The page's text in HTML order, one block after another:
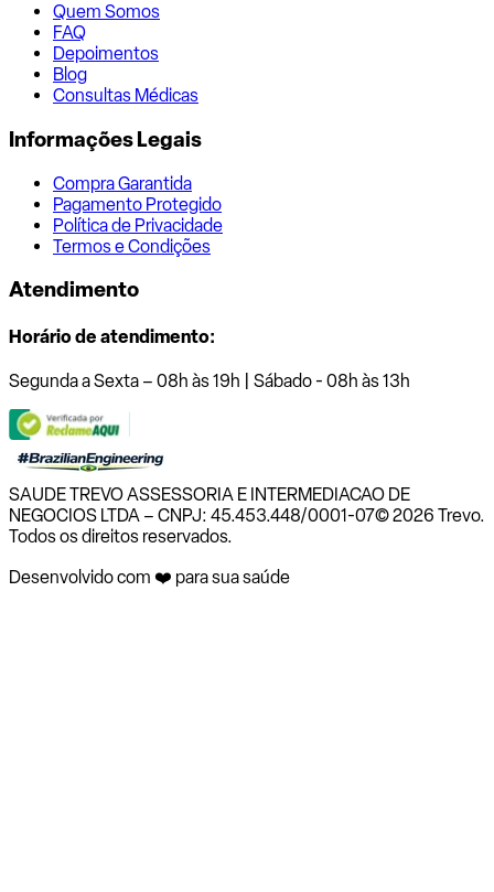
Quem Somos
FAQ
Depoimentos
Blog
Consultas Médicas
Informações Legais
Compra Garantida
Pagamento Protegido
Política de Privacidade
Termos e Condições
Atendimento
Horário de atendimento:
Segunda a Sexta – 08h às 19h | Sábado - 08h às 13h
SAUDE TREVO ASSESSORIA E INTERMEDIACAO DE
NEGOCIOS LTDA – CNPJ: 45.453.448/0001-07© 2026 Trevo.
Todos os direitos reservados.
Desenvolvido com ❤️ para sua saúde